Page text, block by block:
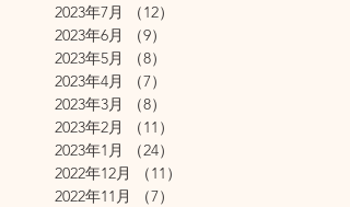
2023年7月
（12）
2023年6月
（9）
2023年5月
（8）
2023年4月
（7）
2023年3月
（8）
2023年2月
（11）
2023年1月
（24）
2022年12月
（11）
2022年11月
（7）